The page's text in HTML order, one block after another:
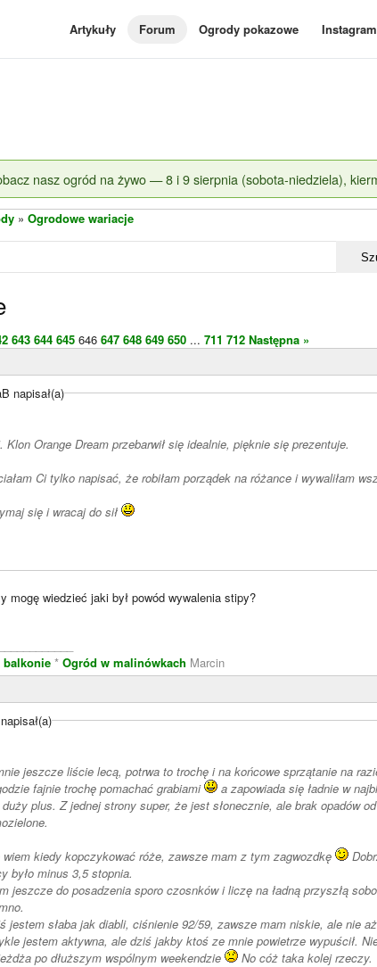
Artykuły Forum Ogrody pokazowe Instagram
nasz ogród na żywo — 8 i 9 sierpnia (sobota-niedziela),
» Ogrodowe wariacje
643 644 645 646 647 648 649 650 ... 711 712 Następna »
napisał(a)
Klon Orange Dream przebarwił się idealnie, pięknie się prezentuje.
Chciałam Ci tylko napisać, że robiłam porządek na różance i
się i wracaj do sił
mogę wiedzieć jaki był powód wywalenia stipy?
balkonie * Ogród w malinówkach Marcin
jeszcze liście lecą, potrwa to trochę i na końcowe sprzątanie na
fajnie trochę pomachać grabiami
a zapowiada się ładnie w
plus. Z jednej strony super, że jest słonecznie, ale brak opadów
wiem kiedy kopczykować róże, zawsze mam z tym zagwozdkę
było minus 3,5 stopnia.
jeszcze do posadzenia sporo czosnków i liczę na ładną przyszłą
jestem słaba jak diabli, ciśnienie 92/59, zawsze mam niskie, ale nie
jestem aktywna, ale dziś jakby ktoś ze mnie powietrze wypuścił.
po dłuższym wspólnym weekendzie
No cóż taka kolej rzeczy.